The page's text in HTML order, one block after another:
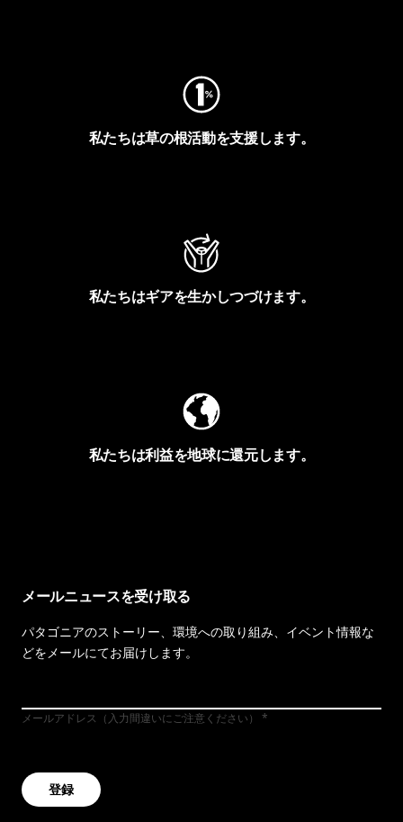
私たちは草の根活動を支援します。
私たちはギアを生かしつづけます。
私たちは利益を地球に還元します。
メールニュースを受け取る
パタゴニアのストーリー、環境への取り組み、イベント情報な
どをメールにてお届けします。
メールアドレス（入力間違いにご注意ください）
登録